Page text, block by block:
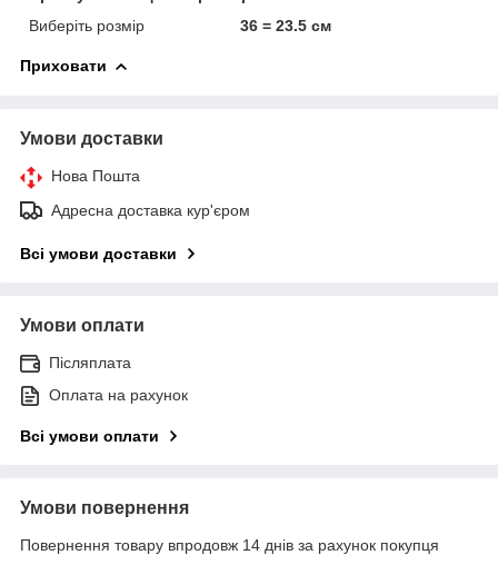
Виберіть розмір
36 = 23.5 см
Приховати
Умови доставки
Нова Пошта
Адресна доставка кур'єром
Всі умови доставки
Умови оплати
Післяплата
Оплата на рахунок
Всі умови оплати
Умови повернення
Повернення товару впродовж 14 днів за рахунок покупця